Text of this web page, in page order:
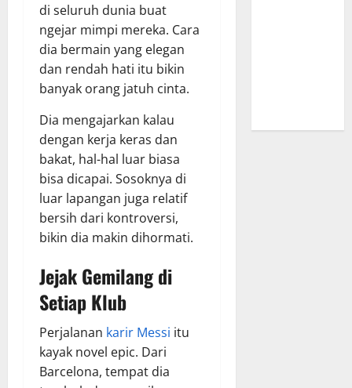
di seluruh dunia buat
ngejar mimpi mereka. Cara
dia bermain yang elegan
dan rendah hati itu bikin
banyak orang jatuh cinta.
Dia mengajarkan kalau
dengan kerja keras dan
bakat, hal-hal luar biasa
bisa dicapai. Sosoknya di
luar lapangan juga relatif
bersih dari kontroversi,
bikin dia makin dihormati.
Jejak Gemilang di
Setiap Klub
Perjalanan karir Messi itu
kayak novel epic. Dari
Barcelona, tempat dia